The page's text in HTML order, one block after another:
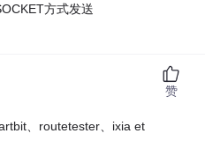
方式发送
、routetester、ixia et
赞